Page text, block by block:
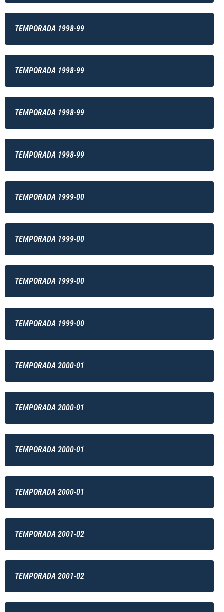
TEMPORADA 1998-99
TEMPORADA 1998-99
TEMPORADA 1998-99
TEMPORADA 1998-99
TEMPORADA 1999-00
TEMPORADA 1999-00
TEMPORADA 1999-00
TEMPORADA 1999-00
TEMPORADA 2000-01
TEMPORADA 2000-01
TEMPORADA 2000-01
TEMPORADA 2000-01
TEMPORADA 2001-02
TEMPORADA 2001-02